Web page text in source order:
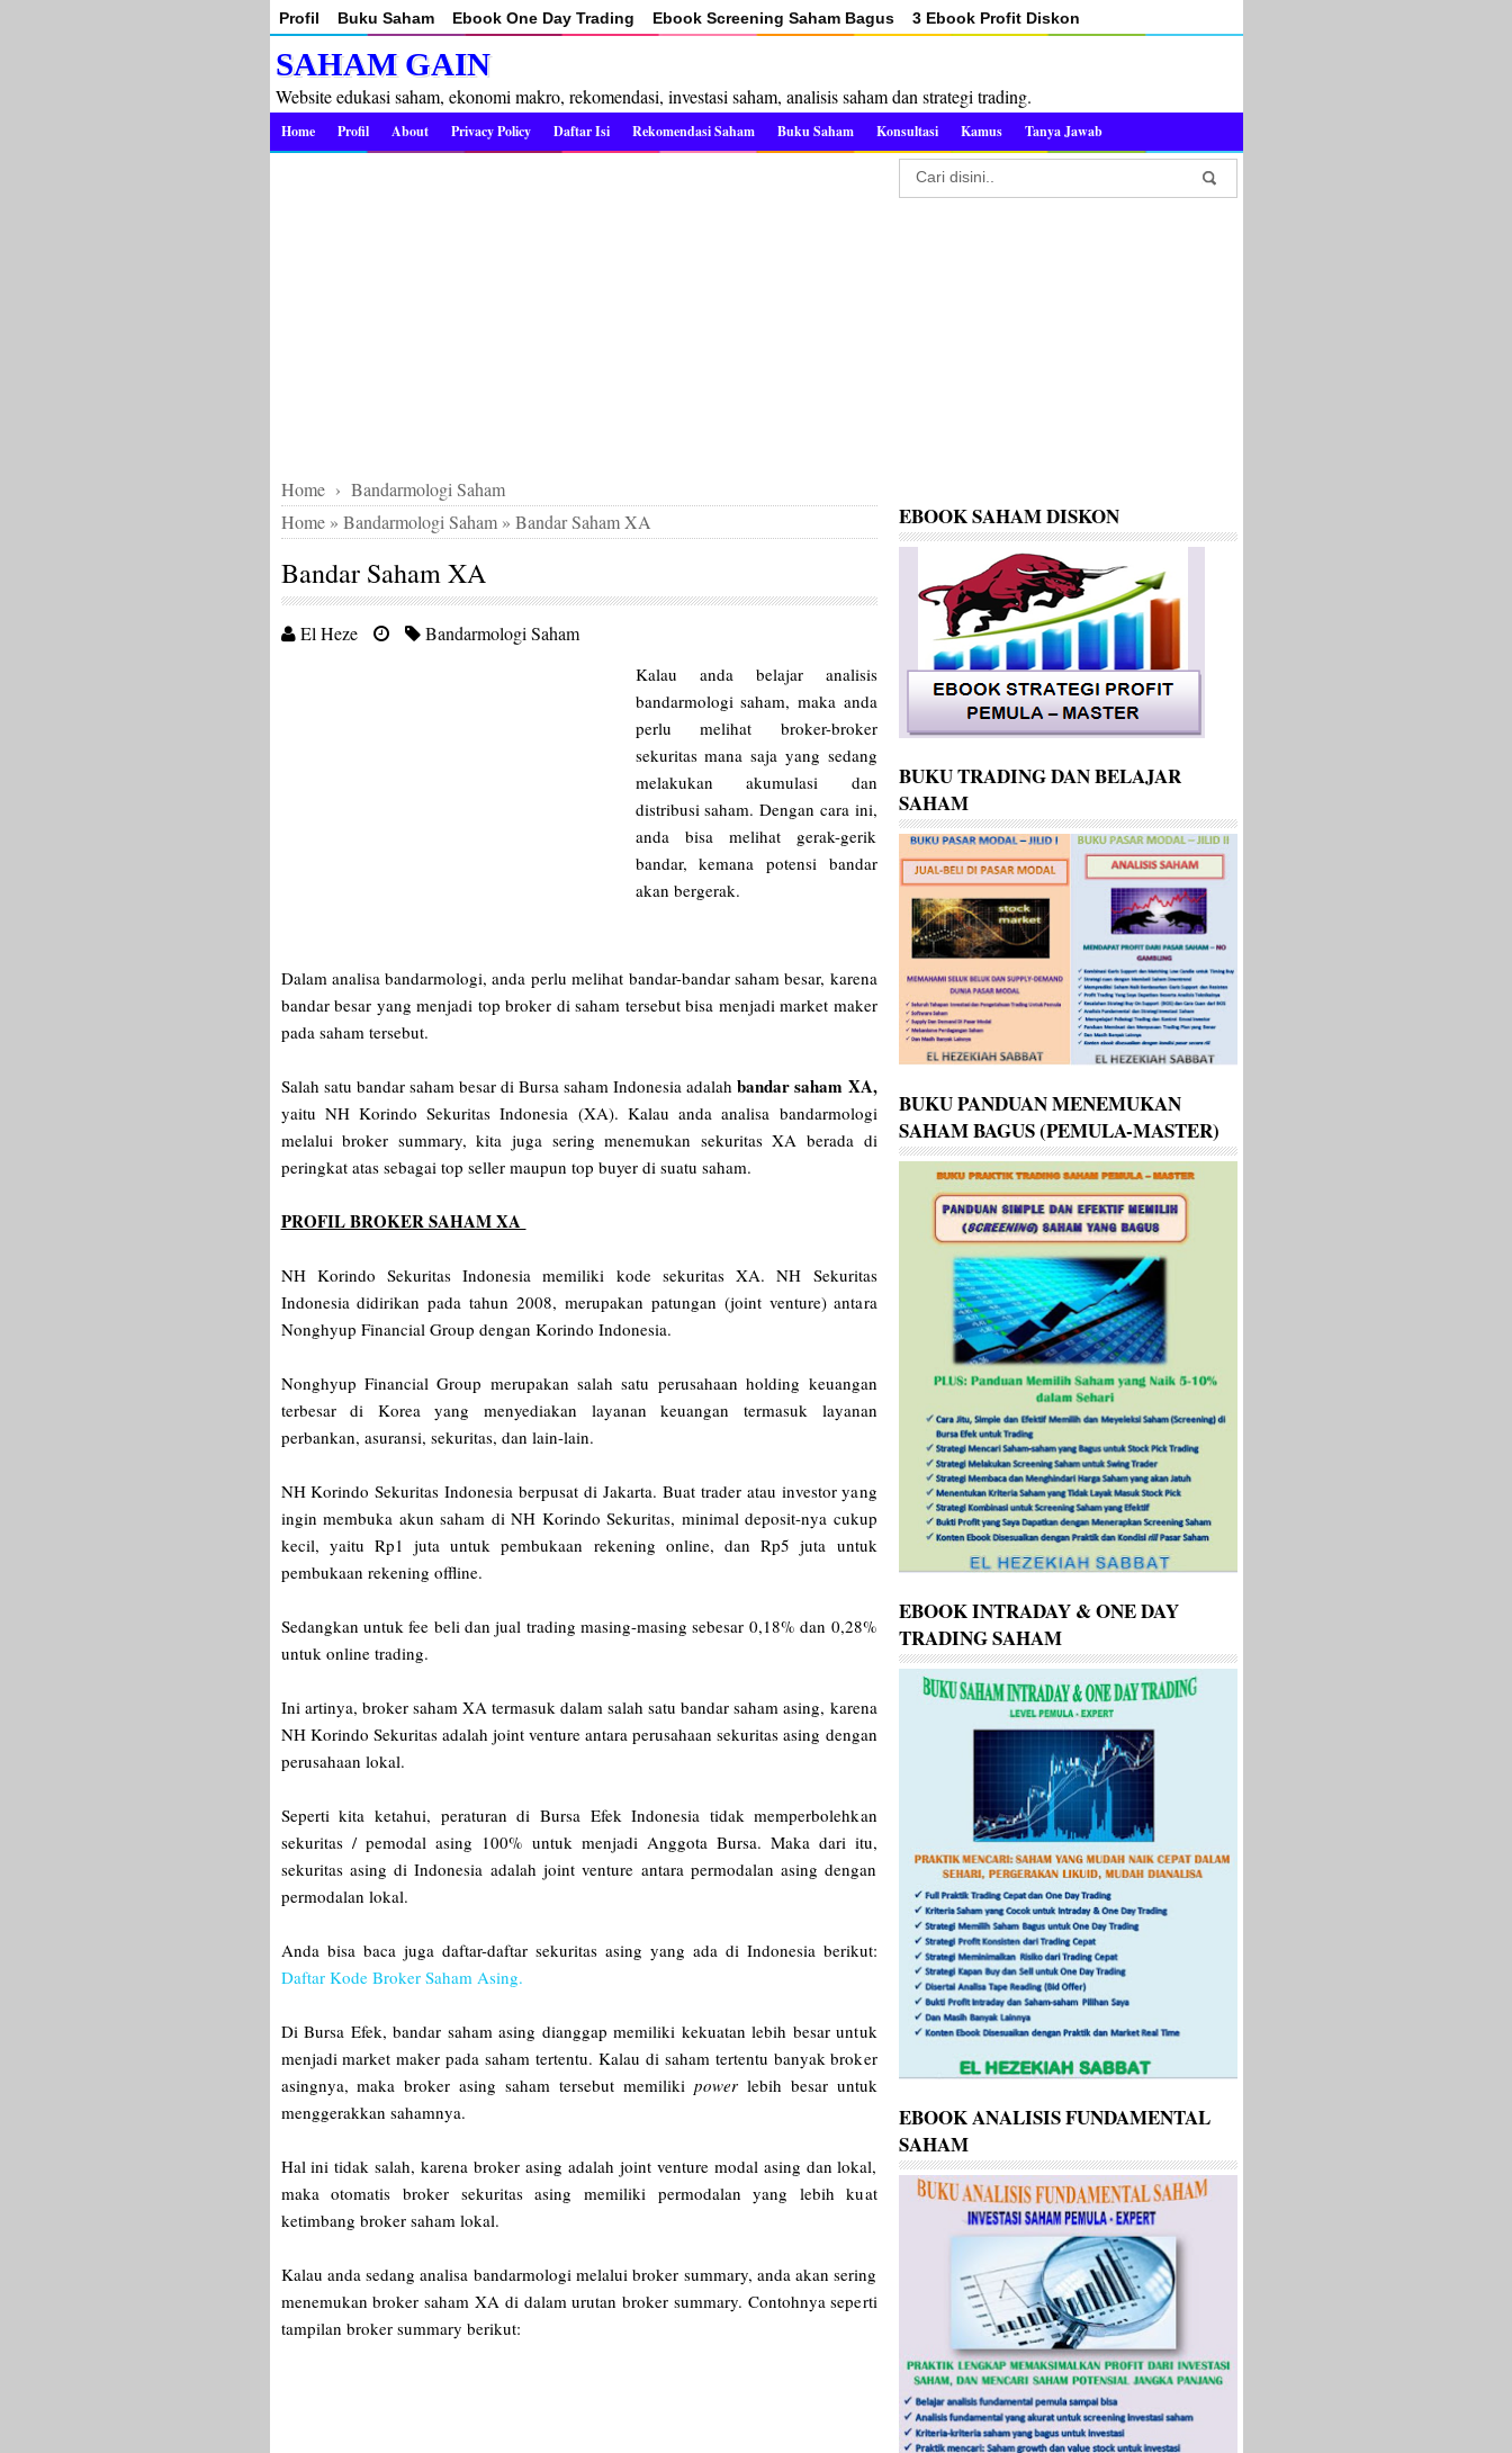
Profil Buku Saham Ebook One Day Trading Ebook Screening Saham Bagus 3 Ebook Profit Diskon
SAHAM GAIN
Website edukasi saham, ekonomi makro, rekomendasi, investasi saham, analisis saham dan strategi trading.
Home Profil About Privacy Policy Daftar Isi Rekomendasi Saham Buku Saham Konsultasi Kamus Tanya Jawab
Home › Bandarmologi Saham
Home» Bandarmologi Saham» Bandar Saham XA
Bandar Saham XA
El Heze Bandarmologi Saham
Kalau anda belajar analisis
bandarmologi saham, maka anda
perlu melihat broker-broker
sekuritas mana saja yang sedang
melakukan akumulasi dan
distribusi saham. Dengan cara ini,
anda bisa melihat gerak-gerik
bandar, kemana potensi bandar
akan bergerak.
Dalam analisa bandarmologi, anda perlu melihat bandar-bandar saham besar, karena
bandar besar yang menjadi top broker di saham tersebut bisa menjadi market maker
pada saham tersebut.
Salah satu bandar saham besar di Bursa saham Indonesia adalahbandar saham XA,
yaitu NH Korindo Sekuritas Indonesia (XA). Kalau anda analisa bandarmologi
melalui broker summary, kita juga sering menemukan sekuritas XA berada di
peringkat atas sebagai top seller maupun top buyer di suatu saham.
PROFIL BROKER SAHAM XA
NH Korindo Sekuritas Indonesia memiliki kode sekuritas XA. NH Sekuritas
Indonesia didirikan pada tahun 2008, merupakan patungan (joint venture) antara
Nonghyup Financial Group dengan Korindo Indonesia.
Nonghyup Financial Group merupakan salah satu perusahaan holding keuangan
terbesar di Korea yang menyediakan layanan keuangan termasuk layanan
perbankan, asuransi, sekuritas, dan lain-lain.
NH Korindo Sekuritas Indonesia berpusat di Jakarta. Buat trader atau investor yang
ingin membuka akun saham di NH Korindo Sekuritas, minimal deposit-nya cukup
kecil, yaitu Rp1 juta untuk pembukaan rekening online, dan Rp5 juta untuk
pembukaan rekening offline.
Sedangkan untuk fee beli dan jual trading masing-masing sebesar 0,18% dan 0,28%
untuk online trading.
Ini artinya, broker saham XA termasuk dalam salah satu bandar saham asing, karena
NH Korindo Sekuritas adalah joint venture antara perusahaan sekuritas asing dengan
perusahaan lokal.
Seperti kita ketahui, peraturan di Bursa Efek Indonesia tidak memperbolehkan
sekuritas / pemodal asing 100% untuk menjadi Anggota Bursa. Maka dari itu,
sekuritas asing di Indonesia adalah joint venture antara permodalan asing dengan
permodalan lokal.
Anda bisa baca juga daftar-daftar sekuritas asing yang ada di Indonesia berikut:
Daftar Kode Broker Saham Asing.
Di Bursa Efek, bandar saham asing dianggap memiliki kekuatan lebih besar untuk
menjadi market maker pada saham tertentu. Kalau di saham tertentu banyak broker
asingnya, maka broker asing saham tersebut memiliki power lebih besar untuk
menggerakkan sahamnya.
Hal ini tidak salah, karena broker asing adalah joint venture modal asing dan lokal,
maka otomatis broker sekuritas asing memiliki permodalan yang lebih kuat
ketimbang broker saham lokal.
Kalau anda sedang analisa bandarmologi melalui broker summary, anda akan sering
menemukan broker saham XA di dalam urutan broker summary. Contohnya seperti
tampilan broker summary berikut:
EBOOK SAHAM DISKON
BUKU TRADING DAN BELAJAR
SAHAM
BUKU PANDUAN MENEMUKAN
SAHAM BAGUS (PEMULA-MASTER)
EBOOK INTRADAY & ONE DAY
TRADING SAHAM
EBOOK ANALISIS FUNDAMENTAL
SAHAM